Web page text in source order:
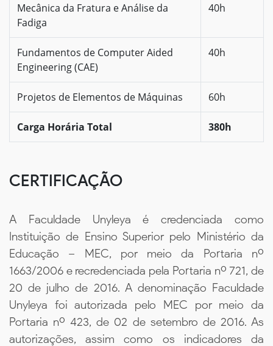
Mecânica da Fratura e Análise da
Fadiga
40h
Fundamentos de Computer Aided
Engineering (CAE)
40h
Projetos de Elementos de Máquinas 60h
Carga Horária Total 380h
CERTIFICAÇÃO
A Faculdade Unyleya é credenciada como
Instituição de Ensino Superior pelo Ministério da
Educação – MEC, por meio da Portaria nº
1663/2006 e recredenciada pela Portaria nº 721, de
20 de julho de 2016. A denominação Faculdade
Unyleya foi autorizada pelo MEC por meio da
Portaria nº 423, de 02 de setembro de 2016. As
autorizações, assim como os indicadores da